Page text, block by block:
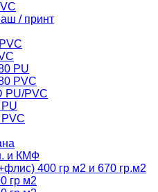
/ принт
PU
PVC
PU/PVC
и КМФ
400 гр м2 и 670 гр.м2
гр м2